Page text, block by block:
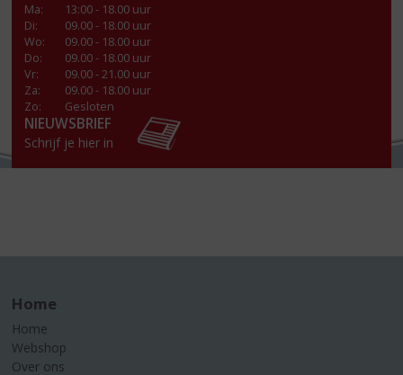
Ma:
13:00 - 18.00 uur
Di:
09.00 - 18.00 uur
Wo:
09.00 - 18.00 uur
Do:
09.00 - 18.00 uur
Vr:
09.00 - 21.00 uur
Za:
09.00 - 18.00 uur
Zo:
Gesloten
NIEUWSBRIEF
Schrijf je hier in
Home
Home
Webshop
Over ons